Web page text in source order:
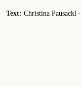
Text: Christina Pausackl ·